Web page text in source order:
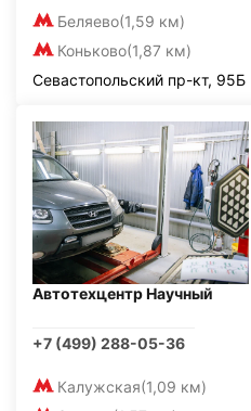
Беляево(1,59 км)
Коньково(1,87 км)
Севастопольский пр-кт, 95Б
Автотехцентр Научный
+7 (499) 288-05-36
Калужская(1,09 км)